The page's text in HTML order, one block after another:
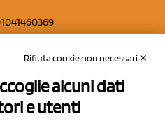
Euro 50.000,00 i.v.
Rifiuta cookie non necessari ✕
alcuni dati
e utenti